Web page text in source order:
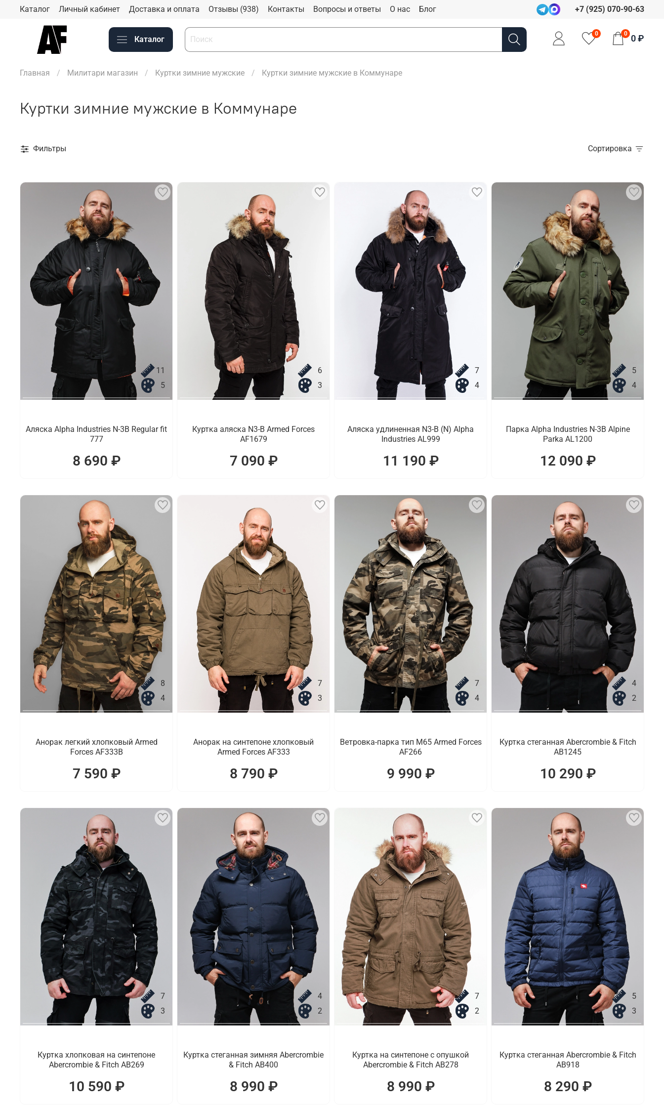
Каталог Личный кабинет Доставка и оплата Отзывы (938) Контакты Вопросы и ответы О нас Блог +7 (925) 070-90-63
Каталог
0 0 0 ₽
Главная Милитари магазин Куртки зимние мужские Куртки зимние мужские в Коммунаре
Куртки зимние мужские в Коммунаре
Фильтры Сортировка
11
5
Аляска Alpha Industries N-3B Regular fit
777
8 690 ₽
6
3
Куртка аляска N3-B Armed Forces
AF1679
7 090 ₽
7
4
Аляска удлиненная N3-B (N) Alpha
Industries AL999
11 190 ₽
5
4
Парка Alpha Industries N-3B Alpine
Parka AL1200
12 090 ₽
8
4
Анорак легкий хлопковый Armed
Forces AF333B
7 590 ₽
7
3
Анорак на синтепоне хлопковый
Armed Forces AF333
8 790 ₽
7
4
Ветровка-парка тип M65 Armed Forces
AF266
9 990 ₽
4
2
Куртка стеганная Abercrombie & Fitch
AB1245
10 290 ₽
7
3
Куртка хлопковая на синтепоне
Abercrombie & Fitch AB269
10 590 ₽
4
2
Куртка стеганная зимняя Abercrombie
& Fitch AB400
8 990 ₽
7
2
Куртка на синтепоне с опушкой
Abercrombie & Fitch AB278
8 990 ₽
5
3
Куртка стеганная Abercrombie & Fitch
AB918
8 290 ₽